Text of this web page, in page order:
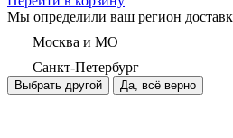
Мы определили ваш регион
Москва и МО
Санкт-Петербург
Выбрать другой Да, всё верно